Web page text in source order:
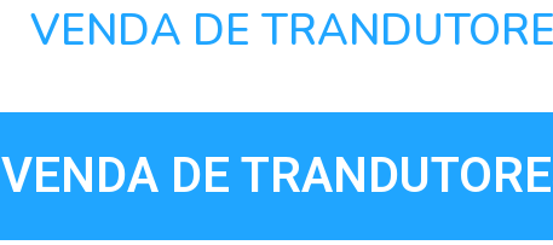
VENDA DE
VENDA DE